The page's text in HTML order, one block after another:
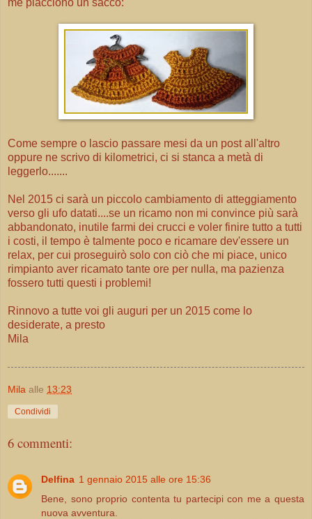
Come sempre o lascio passare mesi da un post all'altro
oppure ne scrivo di kilometrici, ci si stanca a metà di
leggerlo.......
Nel 2015 ci sarà un piccolo cambiamento di atteggiamento
verso gli ufo datati....se un ricamo non mi convince più sarà
abbandonato, inutile farmi dei crucci e voler finire tutto a tutti
i costi, il tempo è talmente poco e ricamare dev'essere un
relax, per cui proseguirò solo con ciò che mi piace, unico
rimpianto aver ricamato tante ore per nulla, ma pazienza
fossero tutti questi i problemi!
Rinnovo a tutte voi gli auguri per un 2015 come lo
desiderate, a presto
Mila
Mila alle 13:23
Condividi
6 commenti:
Delfina 1 gennaio 2015 alle ore 15:36
Bene, sono proprio contenta tu partecipi con me a questa
nuova avventura.